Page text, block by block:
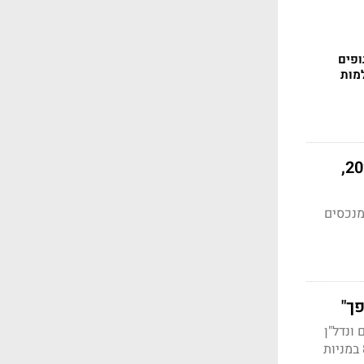
פצצה מתקתקת בחסכונות שלכם - "מי שהשקיע בסטארטאפים ב-2020-21,
בארה"ב; על "הפצצה" בתיקים של הגופים עם השקעות לא סחירות כאלו; ועל תשואה של 7%-8% במניות